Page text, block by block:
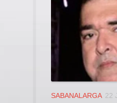
SABANALARGA 22